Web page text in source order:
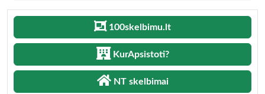
100skelbimu.lt
KurApsistoti?
NT skelbimai